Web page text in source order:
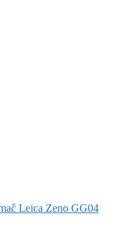
Leica Zeno GG04